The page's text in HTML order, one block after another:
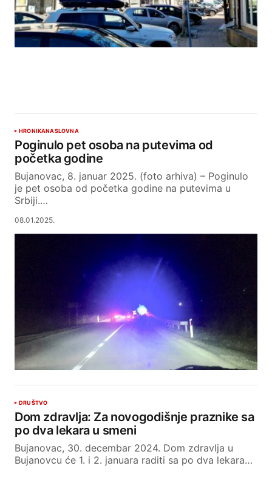
HRONIKANASLOVNA
Poginulo pet osoba na putevima od
početka godine
Bujanovac, 8. januar 2025. (foto arhiva) – Poginulo
je pet osoba od početka godine na putevima u
Srbiji.…
08.01.2025.
DRUŠTVO
Dom zdravlja: Za novogodišnje praznike sa
po dva lekara u smeni
Bujanovac, 30. decembar 2024. Dom zdravlja u
Bujanovcu će 1. i 2. januara raditi sa po dva lekara…